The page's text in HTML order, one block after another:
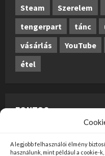
A legjobb felhasználói élmény
használunk, mint például a cookie-
Steam
Szerelem
tengerpart
tánc
vásárlás
YouTube
étel
FONTOS
szerkesztői tartalomnak,